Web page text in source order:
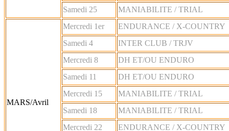
Samedi 25
MANIABILITE / TRIAL
MARS/Avril
Mercredi 1er
ENDURANCE / X-COUNTRY
Samedi 4
INTER CLUB / TRJV
Mercredi 8
DH ET/OU ENDURO
Samedi 11
DH ET/OU ENDURO
Mercredi 15
MANIABILITE / TRIAL
Samedi 18
MANIABILITE / TRIAL
Mercredi 22
ENDURANCE / X-COUNTRY